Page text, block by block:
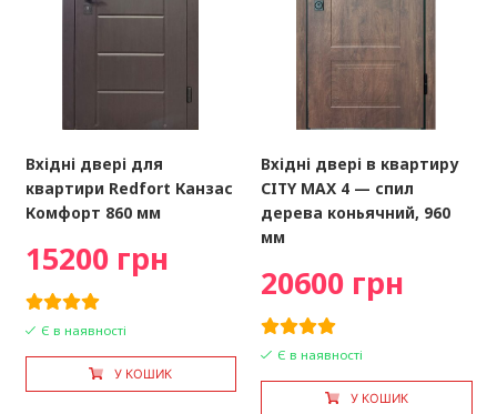
Вхідні двері для
квартири Redfort Канзас
Комфорт 860 мм
15200 грн
Є в наявності
У КОШИК
Вхідні двері в квартиру
CITY MAX 4 — спил
дерева коньячний, 960
мм
20600 грн
Є в наявності
У КОШИК